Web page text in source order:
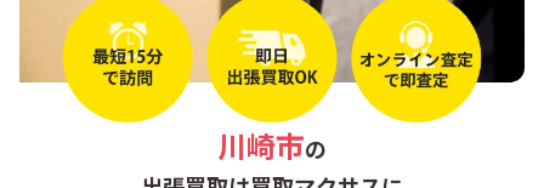
川崎市の